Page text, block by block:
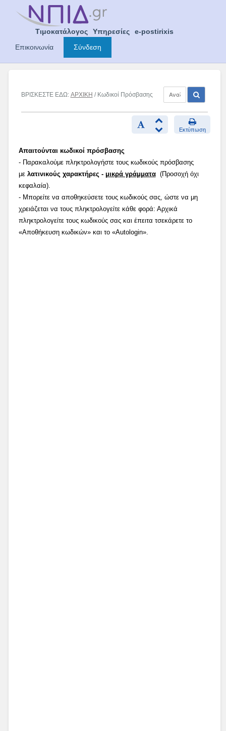
Τιμοκατάλογος Υπηρεσίες
e-postirixis
Επικοινωνία
Σύνδεση
ΒΡΙΣΚΕΣΤΕ ΕΔΩ: ΑΡΧΙΚΗ / Κωδικοί Πρόσβασης
Εκτύπωση
Απαιτούνται κωδικοί πρόσβασης
- Παρακαλούμε πληκτρολογήστε τους κωδικούς πρόσβασης
με λατινικούς χαρακτήρες - μικρά γράμματα(Προσοχή όχι
κεφαλαία).
- Μπορείτε να αποθηκεύσετε τους κωδικούς σας, ώστε να μη
χρειάζεται να τους πληκτρολογείτε κάθε φορά: Αρχικά
πληκτρολογείτε τους κωδικούς σας και έπειτα τσεκάρετε το
«Αποθήκευση κωδικών» και το «Autologin».